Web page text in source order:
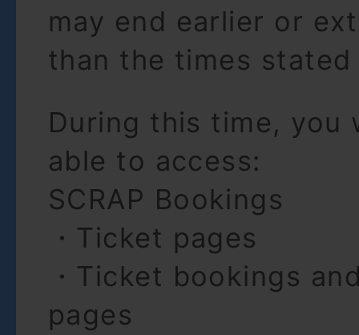
may end earlier or
than the times stated
During this time, you
able to access:
SCRAP Bookings
・Ticket pages
・Ticket bookings
pages